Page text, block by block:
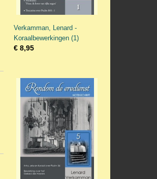
Verkamman, Lenard -
Koraalbewerkingen (1)
€ 8,95